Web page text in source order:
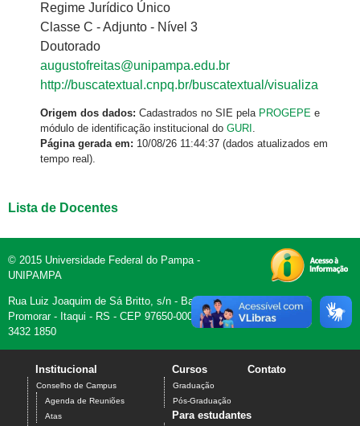
Regime Jurídico Único
Classe C - Adjunto - Nível 3
Doutorado
augustofreitas@unipampa.edu.br
http://buscatextual.cnpq.br/buscatextual/visualiza
Origem dos dados: Cadastrados no SIE pela PROGEPE e
módulo de identificação institucional do GURI .
Página gerada em: 10/08/26 11:44:37 (dados atualizados em
tempo real).
Lista de Docentes
© 2015 Universidade Federal do Pampa -
UNIPAMPA
Rua Luiz Joaquim de Sá Britto, s/n - Bairro
Promorar - Itaqui - RS - CEP 97650-000 - Fone (55)
3432 1850
Institucional
Conselho de Campus
Agenda de Reuniões
Atas
Cursos
Graduação
Pós-Graduação
Contato
Para estudantes